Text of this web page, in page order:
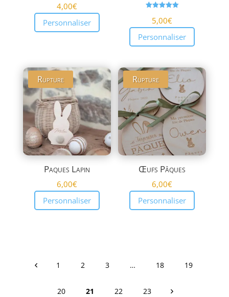
4,00€
Personnaliser
5.00
sur 5
5,00€
Personnaliser
Rupture
Paques Lapin
6,00€
Personnaliser
Rupture
Œufs Pâques
6,00€
Personnaliser
1 2 3 … 18 19
20 21 22 23